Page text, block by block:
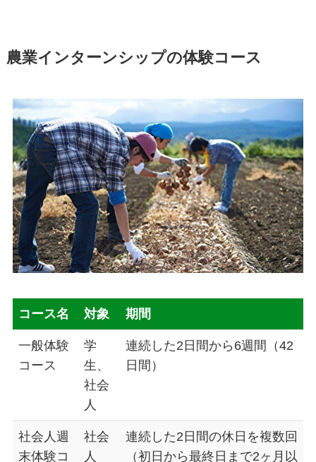
農業インターンシップの体験コース
コース名 対象 期間
一般体験
コース
学
生、
社会
人
連続した2日間から6週間（42
日間）
社会人週
末体験コ
社会
人
連続した2日間の休日を複数回
（初日から最終日まで2ヶ月以